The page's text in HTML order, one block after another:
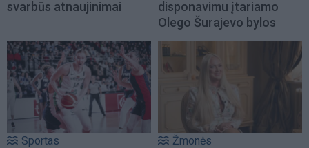
svarbūs atnaujinimai
disponavimu įtariamo
Olego Šurajevo bylos
Sportas Žmonės